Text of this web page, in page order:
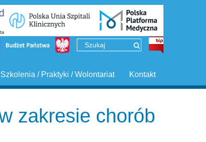
Kontakt
Szkolenia / Praktyki / Wolontariat
zakresie chorób